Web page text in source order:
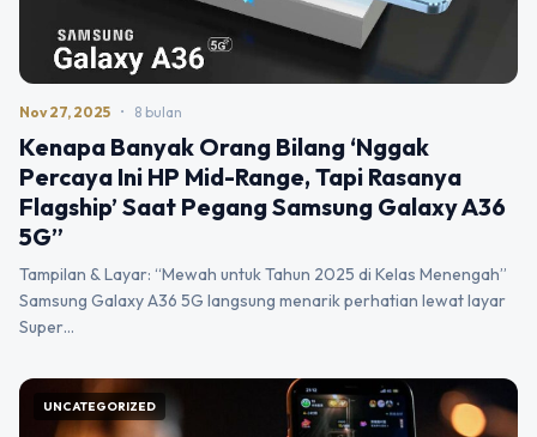
Nov 27, 2025 • 8 bulan
Kenapa Banyak Orang Bilang ‘Nggak
Percaya Ini HP Mid-Range, Tapi Rasanya
Flagship’ Saat Pegang Samsung Galaxy A36
5G”
Tampilan & Layar: “Mewah untuk Tahun 2025 di Kelas Menengah”
Samsung Galaxy A36 5G langsung menarik perhatian lewat layar
Super…
UNCATEGORIZED